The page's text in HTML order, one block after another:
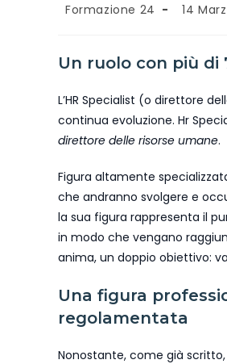
Formazione 24 14
Un ruolo con più di
L’HR Specialist (o direttore
continua evoluzione. Hr
direttore delle risorse umane.
Figura altamente
che andranno svolgere e
la sua figura rappresenta il
in modo che vengano
anima, un doppio obiettivo:
Una figura
regolamentata
Nonostante, come già